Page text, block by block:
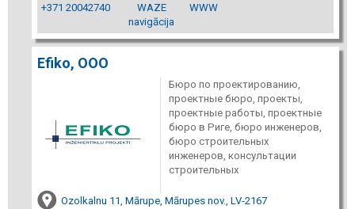
+371 20042740
WAZE
navigācija
WWW
Efiko, ООО
Бюро по проектированию,
проектные бюро, проекты,
проектные работы, проектные
бюро в Риге, бюро инженеров,
бюро строительных
инженеров, консультации
строительных
Ozolkalnu 11, Mārupe, Mārupes nov., LV-2167